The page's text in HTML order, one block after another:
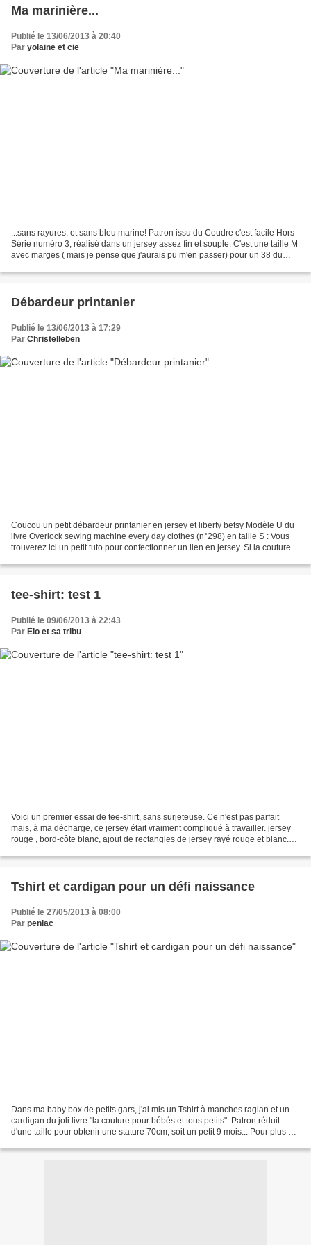
Ma marinière...
Publié le 13/06/2013 à 20:40
Par yolaine et cie
...sans rayures, et sans bleu marine! Patron issu du Coudre c'est facile Hors
Série numéro 3, réalisé dans un jersey assez fin et souple. C'est une taille M
avec marges ( mais je pense que j'aurais pu m'en passer) pour un 38 du
Débardeur printanier
Publié le 13/06/2013 à 17:29
Par Christelleben
Coucou un petit débardeur printanier en jersey et liberty betsy Modèle U du
livre Overlock sewing machine every day clothes (n°298) en taille S : Vous
trouverez ici un petit tuto pour confectionner un lien en jersey. Si la couture
tee-shirt: test 1
Publié le 09/06/2013 à 22:43
Par Elo et sa tribu
Voici un premier essai de tee-shirt, sans surjeteuse. Ce n'est pas parfait
mais, à ma décharge, ce jersey était vraiment compliqué à travailler. jersey
rouge , bord-côte blanc, ajout de rectangles de jersey rayé rouge et blanc.
Tshirt et cardigan pour un défi naissance
Publié le 27/05/2013 à 08:00
Par penlac
Dans ma baby box de petits gars, j'ai mis un Tshirt à manches raglan et un
cardigan du joli livre "la couture pour bébés et tous petits". Patron réduit
d'une taille pour obtenir une stature 70cm, soit un petit 9 mois... Pour plus de